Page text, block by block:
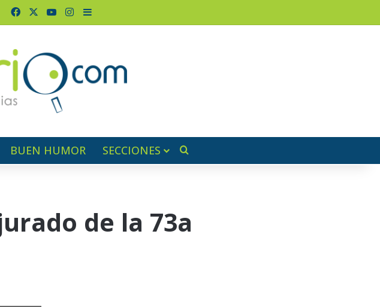
FacebookYouTubeInstagram
Barra lateral
BUEN HUMOR SECCIONES
de la 73a